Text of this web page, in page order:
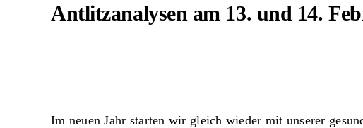
Antlitzanalysen am 13. und 14.
Im neuen Jahr starten wir gleich wieder mit unserer